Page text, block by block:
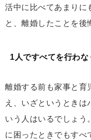
活中に比べてあまりに
と、離婚したことを後
1人ですべてを行わ
離婚する前も家事と育
え、いざというときは
いう人はいるでしょう
に困ったときでもすべ